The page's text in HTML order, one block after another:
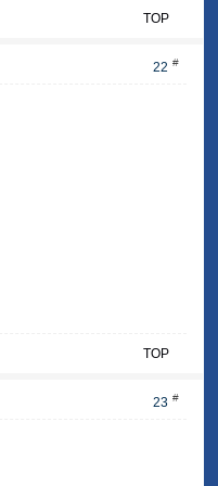
TOP
22 #
TOP
23 #